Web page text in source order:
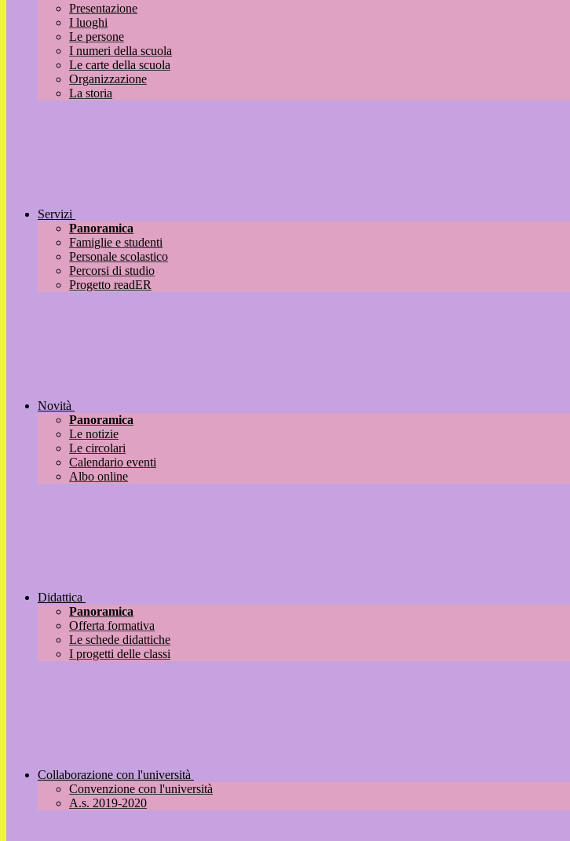
Presentazione
I luoghi
Le persone
I numeri della scuola
Le carte della scuola
Organizzazione
La storia
Servizi
Panoramica
Famiglie e studenti
Personale scolastico
Percorsi di studio
Progetto readER
Novità
Panoramica
Le notizie
Le circolari
Calendario eventi
Albo online
Didattica
Panoramica
Offerta formativa
Le schede didattiche
I progetti delle classi
Collaborazione con l'università
Convenzione con l'università
A.s. 2019-2020